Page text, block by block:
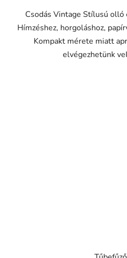
Csodás Vintage Stílusú
Hímzéshez, horgoláshoz,
Kompakt mérete miatt
elvégezhetünk